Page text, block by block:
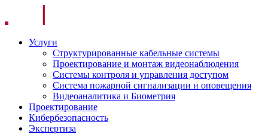
Услуги
Структурированные кабельные системы
Проектирование и монтаж видеонаблюдения
Системы контроля и управления доступом
Система пожарной сигнализации и оповещения
Видеоаналитика и Биометрия
Проектирование
Кибербезопасность
Экспертиза